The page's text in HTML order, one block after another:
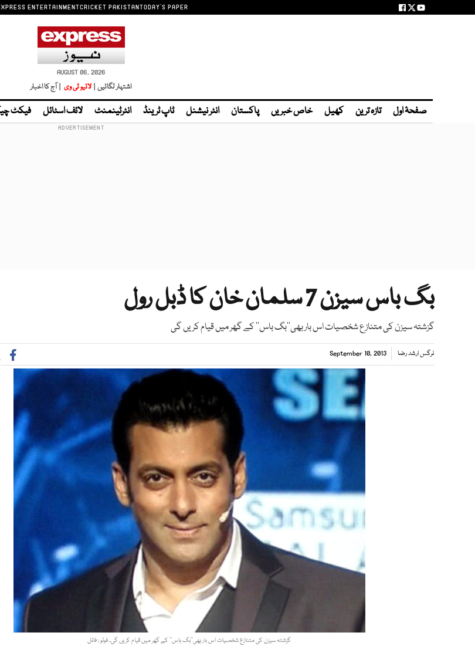
ENTERTAINMENTCRICKET PAKISTANTODAY'S PAPER
AUGUST 06, 2026
اشتہار لگائیں | لائیو ٹی وی | آج کا اخبار
صفحۂ اول تازہ ترین کھیل خاص خبریں پاکستان انٹر نیشنل ٹاپ ٹرینڈ انٹرٹینمنٹ لائف اسٹائل فیکٹ
بگ باس سیزن 7 سلمان خان کا ڈبل رول
گزشتہ سیزن کی متنازع شخصیات اس بار بھی’’بگ باس‘‘ کے گھر میں قیام کریں گی
نرگس ارشد رضا September 10, 2013
گزشتہ سیزن کی متنازع شخصیات اس بار بھی’’بگ باس‘‘ کے گھر میں قیام کریں گی۔ فوٹو : فائل